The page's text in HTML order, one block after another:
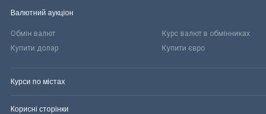
Валютний аукціон
Обмін валют Курс валют в обмінниках
Купити долар
Купити євро
Курси по містах
Корисні сторінки